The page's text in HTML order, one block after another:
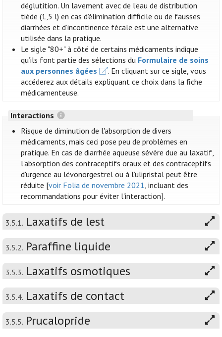
déglutition. Un lavement avec de l’eau de distribution
tiède (1,5 l) en cas d’élimination difficile ou de fausses
diarrhées et d’incontinence fécale est une alternative
utilisée dans la pratique.
Le sigle "80+" à côté de certains médicaments indique
qu’ils font partie des sélections du Formulaire de soins
aux personnes âgées
. En cliquant sur ce sigle, vous
accéderez aux détails expliquant ce choix dans la fiche
médicamenteuse.
Interactions
Risque de diminution de l'absorption de divers
médicaments, mais ceci pose peu de problèmes en
pratique. En cas de diarrhée aqueuse sévère due au laxatif,
l'absorption des contraceptifs oraux et des contraceptifs
d'urgence au lévonorgestrel ou à l’ulipristal peut être
réduite [voir Folia de novembre 2021, incluant des
recommandations pour éviter l'interaction].
3.5.1. Laxatifs de lest
3.5.2. Paraffine liquide
3.5.3. Laxatifs osmotiques
3.5.4. Laxatifs de contact
3.5.5. Prucalopride